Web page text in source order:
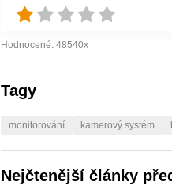
Hodnocené: 48540x
Tagy
monitorování kamerový systém
Nejčtenější články